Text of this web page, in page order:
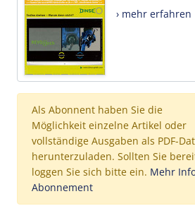
› mehr erfahren
Als Abonnent haben Sie die
Möglichkeit einzelne Artikel oder
vollständige Ausgaben als PDF-
herunterzuladen. Sollten Sie
loggen Sie sich bitte ein. Mehr
Abonnement